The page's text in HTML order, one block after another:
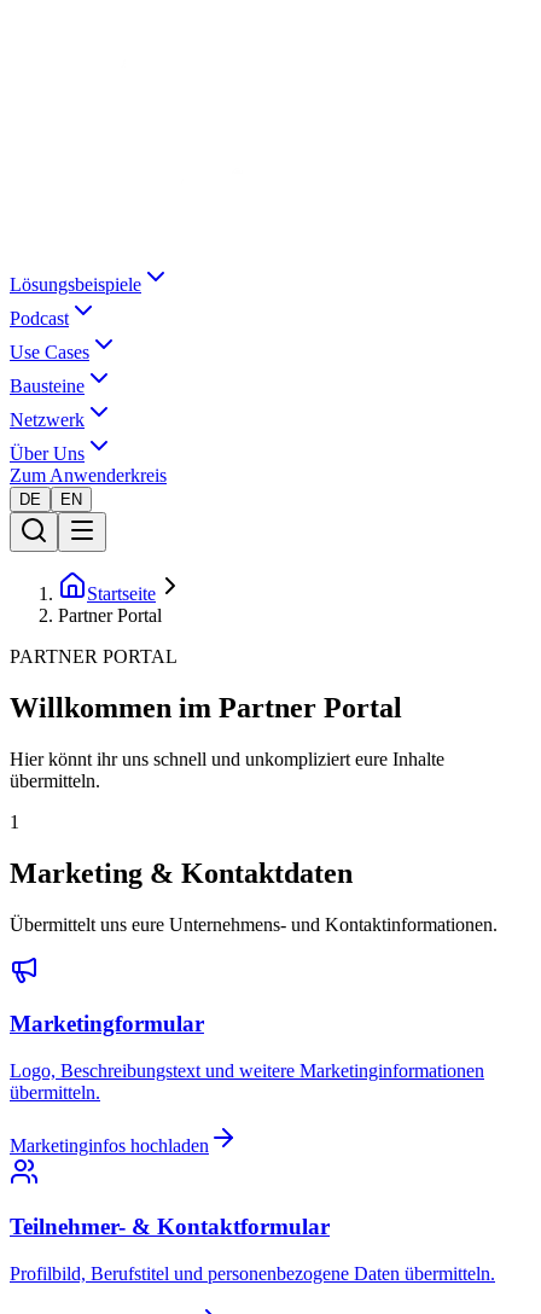
Lösungsbeispiele
Podcast
Use Cases
Bausteine
Netzwerk
Über Uns
Zum Anwenderkreis
DE EN
Startseite
Partner Portal
PARTNER PORTAL
Willkommen im Partner Portal
Hier könnt ihr uns schnell und unkompliziert eure Inhalte
übermitteln.
1
Marketing & Kontaktdaten
Übermittelt uns eure Unternehmens- und Kontaktinformationen.
Marketingformular
Logo, Beschreibungstext und weitere Marketinginformationen
übermitteln.
Marketinginfos hochladen
Teilnehmer- & Kontaktformular
Profilbild, Berufstitel und personenbezogene Daten übermitteln.